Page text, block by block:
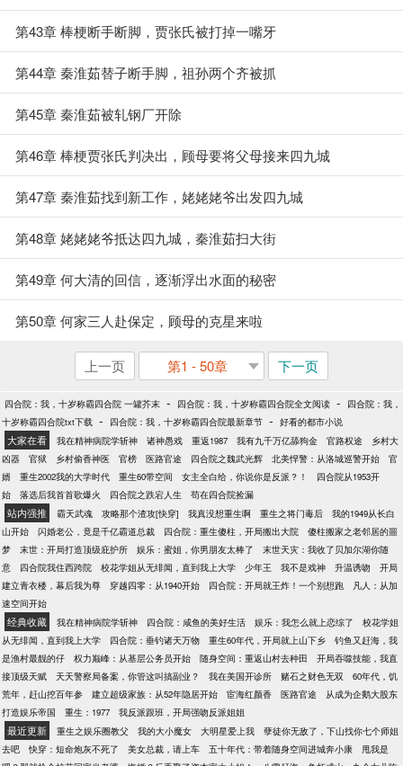
第43章 棒梗断手断脚，贾张氏被打掉一嘴牙
第44章 秦淮茹替子断手脚，祖孙两个齐被抓
第45章 秦淮茹被轧钢厂开除
第46章 棒梗贾张氏判决出，顾母要将父母接来四九城
第47章 秦淮茹找到新工作，姥姥姥爷出发四九城
第48章 姥姥姥爷抵达四九城，秦淮茹扫大街
第49章 何大清的回信，逐渐浮出水面的秘密
第50章 何家三人赴保定，顾母的克星来啦
上一页 第1 - 50章 下一页
四合院：我，十岁称霸四合院 一罐芥末 - 四合院：我，十岁称霸四合院全文阅读 -
四合院：我，
十岁称霸四合院txt下载 - 四合院：我，十岁称霸四合院最新章节 - 好看的都市小说
大家在看 我在精神病院学斩神 诸神愚戏 重返1987 我有九千万亿舔狗金 官路权途
乡村大
凶器
官狱 乡村偷香神医 官榜 医路官途 四合院之魏武光辉 北美悍警：从洛城巡警开始
官
婿
重生2002我的大学时代 重生60带空间 女主全白给，你说你是反派？！
四合院从1953开
始
落选后我首首歌爆火 四合院之跌宕人生 苟在四合院捡漏
站内强推 霸天武魂 攻略那个渣攻[快穿] 我真没想重生啊 重生之将门毒后
我的1949从长白
山开始
闪婚老公，竟是千亿霸道总裁 四合院：重生傻柱，开局搬出大院
傻柱搬家之老邻居的噩
梦
末世：开局打造顶级庇护所 娱乐：蜜姐，你男朋友太棒了
末世天灾：我收了贝加尔湖你随
意
四合院我住西跨院 校花学姐从无绯闻，直到我上大学 少年王 我不是戏神 升温诱吻
开局
建立青衣楼，幕后我为尊
穿越四零：从1940开始 四合院：开局就王炸！一个别想跑
凡人：从加
速空间开始
经典收藏 我在精神病院学斩神 四合院：咸鱼的美好生活 娱乐：我怎么就上恋综了
校花学姐
从无绯闻，直到我上大学
四合院：垂钓诸天万物 重生60年代，开局就上山下乡
钓鱼又赶海，我
是渔村最靓的仔
权力巅峰：从基层公务员开始 随身空间：重返山村去种田
开局吞噬技能，我直
接顶级天赋
天天警察局备案，你管这叫搞副业？ 我在美国开诊所 赌石之财色无双
60年代，饥
荒年，赶山挖百年参
建立超级家族：从52年隐居开始 宦海红颜香 医路官途
从成为企鹅大股东
打造娱乐帝国
重生：1977 我反派跟班，开局强吻反派姐姐
最近更新 重生之娱乐圈教父 我的大小魔女 大明星爱上我
孽徒你无敌了，下山找你七个师姐
去吧
快穿：短命炮灰不死了 美女总裁，请上车 五十年代：带着随身空间进城奔小康
甩我是